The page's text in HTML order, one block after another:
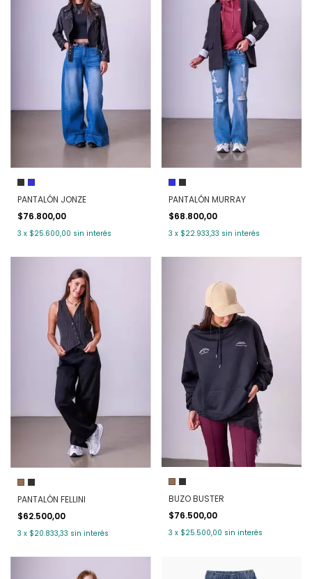
PANTALÓN JONZE
$76.800,00
3 x $25.600,00 sin interés
PANTALÓN MURRAY
$68.800,00
3 x $22.933,33 sin interés
PANTALÓN FELLINI
$62.500,00
3 x $20.833,33 sin interés
BUZO BUSTER
$76.500,00
3 x $25.500,00 sin interés